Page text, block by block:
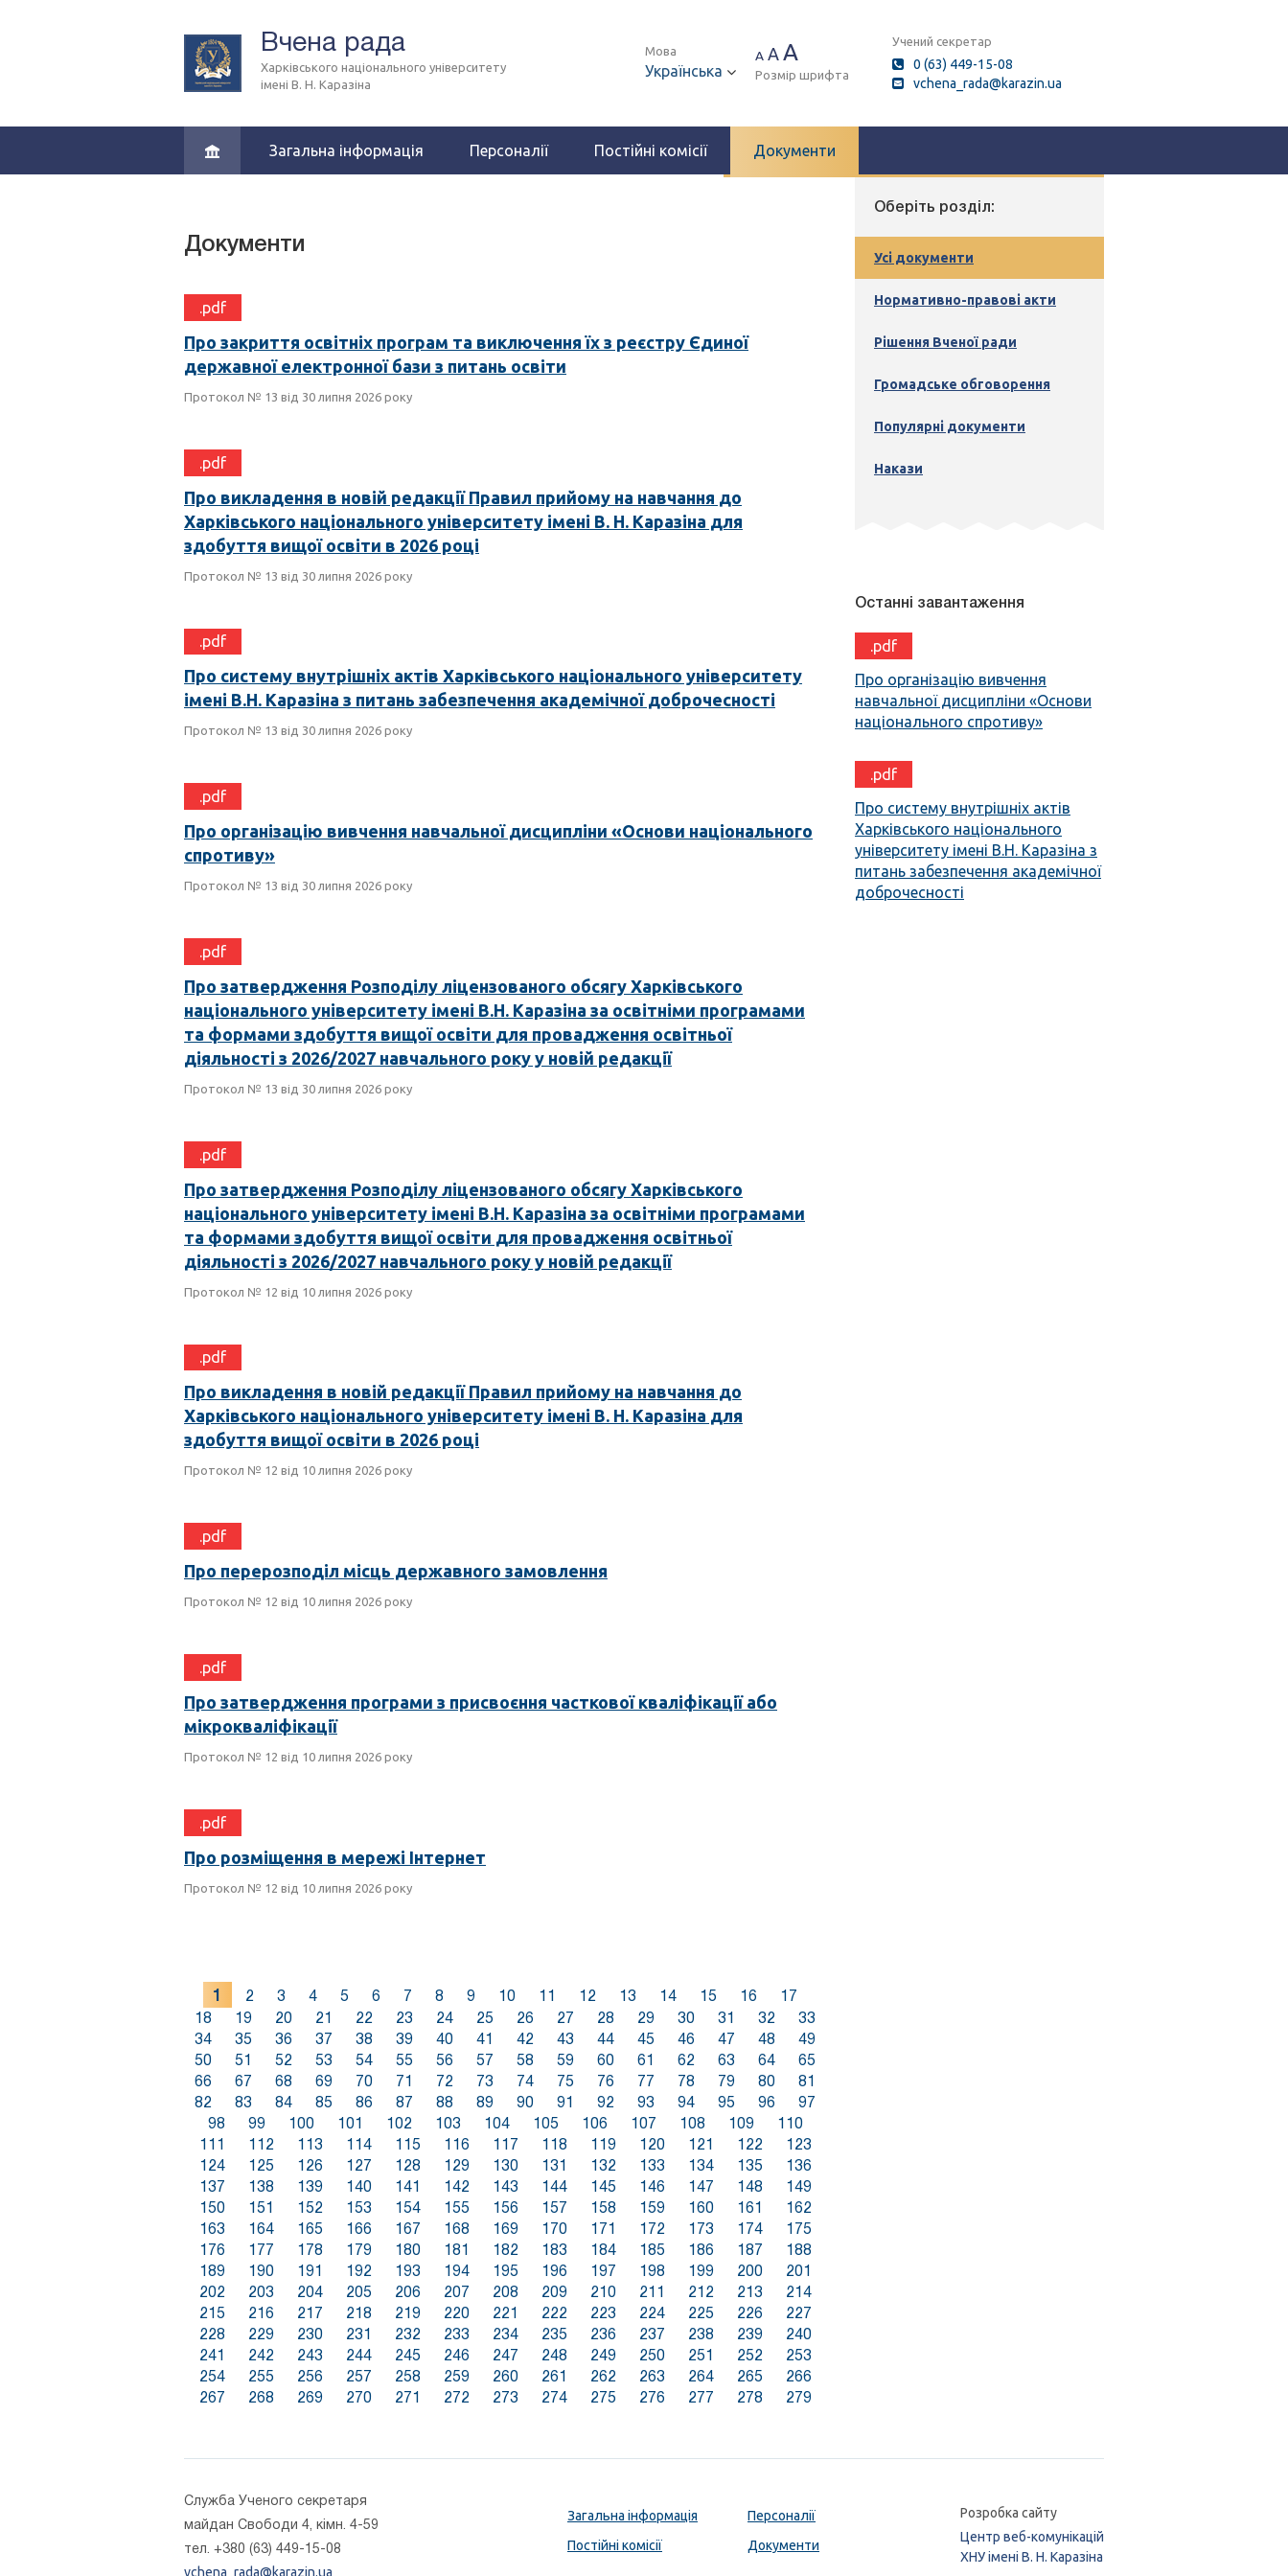
Вчена рада
Харківського національного університету
імені В. Н. Каразіна
Мова
Українська
A A A
Розмір шрифта
Учений секретар
0 (63) 449-15-08
vchena_rada@karazin.ua
Загальна інформація Персоналії Постійні комісії Документи
Документи
.pdf
Про закриття освітніх програм та виключення їх з реєстру Єдиної
державної електронної бази з питань освіти
Протокол № 13 від 30 липня 2026 року
.pdf
Про викладення в новій редакції Правил прийому на навчання до
Харківського національного університету імені В. Н. Каразіна для
здобуття вищої освіти в 2026 році
Протокол № 13 від 30 липня 2026 року
.pdf
Про систему внутрішніх актів Харківського національного університету
імені В.Н. Каразіна з питань забезпечення академічної доброчесності
Протокол № 13 від 30 липня 2026 року
.pdf
Про організацію вивчення навчальної дисципліни «Основи національного
спротиву»
Протокол № 13 від 30 липня 2026 року
.pdf
Про затвердження Розподілу ліцензованого обсягу Харківського
національного університету імені В.Н. Каразіна за освітніми програмами
та формами здобуття вищої освіти для провадження освітньої
діяльності з 2026/2027 навчального року у новій редакції
Протокол № 13 від 30 липня 2026 року
.pdf
Про затвердження Розподілу ліцензованого обсягу Харківського
національного університету імені В.Н. Каразіна за освітніми програмами
та формами здобуття вищої освіти для провадження освітньої
діяльності з 2026/2027 навчального року у новій редакції
Протокол № 12 від 10 липня 2026 року
.pdf
Про викладення в новій редакції Правил прийому на навчання до
Харківського національного університету імені В. Н. Каразіна для
здобуття вищої освіти в 2026 році
Протокол № 12 від 10 липня 2026 року
.pdf
Про перерозподіл місць державного замовлення
Протокол № 12 від 10 липня 2026 року
.pdf
Про затвердження програми з присвоєння часткової кваліфікації або
мікрокваліфікації
Протокол № 12 від 10 липня 2026 року
.pdf
Про розміщення в мережі Інтернет
Протокол № 12 від 10 липня 2026 року
1 2 3 4 5 6 7 8 9 10 11 12 13 14 15 16
17
18
19 20 21 22 23 24 25 26 27 28 29 30 31 32
33
34
35 36 37 38 39 40 41 42 43 44 45 46 47 48
49
50
51 52 53 54 55 56 57 58 59 60 61 62 63 64
65
66
67 68 69 70 71 72 73 74 75 76 77 78 79 80
81
82
83 84 85 86 87 88 89 90 91 92 93 94 95 96
97
98
99 100 101 102 103 104 105 106 107 108 109
110
111
112 113 114 115 116 117 118 119 120 121 122
123
124
125 126 127 128 129 130 131 132 133 134 135
136
137
138 139 140 141 142 143 144 145 146 147 148
149
150
151 152 153 154 155 156 157 158 159 160 161
162
163
164 165 166 167 168 169 170 171 172 173 174
175
176
177 178 179 180 181 182 183 184 185 186 187
188
189
190 191 192 193 194 195 196 197 198 199 200
201
202
203 204 205 206 207 208 209 210 211 212 213
214
215
216 217 218 219 220 221 222 223 224 225 226
227
228
229 230 231 232 233 234 235 236 237 238 239
240
241
242 243 244 245 246 247 248 249 250 251 252
253
254
255 256 257 258 259 260 261 262 263 264 265
266
267
268 269 270 271 272 273 274 275 276 277 278 279
Оберіть розділ:
Усі документи
Нормативно-правові акти
Рішення Вченої ради
Громадське обговорення
Популярні документи
Накази
Останні завантаження
.pdf
Про організацію вивчення
навчальної дисципліни «Основи
національного спротиву»
.pdf
Про систему внутрішніх актів
Харківського національного
університету імені В.Н. Каразіна з
питань забезпечення академічної
доброчесності
Cлужба Ученого секретаря
майдан Свободи 4, кімн. 4-59
тел. +380 (63) 449-15-08
vchena_rada@karazin.ua
Загальна інформація
Персоналії
Постійні комісії
Документи
Розробка сайту
Центр веб-комунікацій
ХНУ імені В. Н. Каразіна